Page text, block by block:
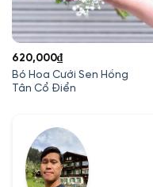
Bó Hoa Cưới Sen Hồng
Tân Cổ Điển
620,000₫